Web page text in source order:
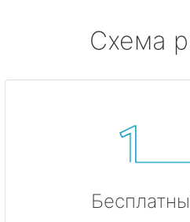
Схема